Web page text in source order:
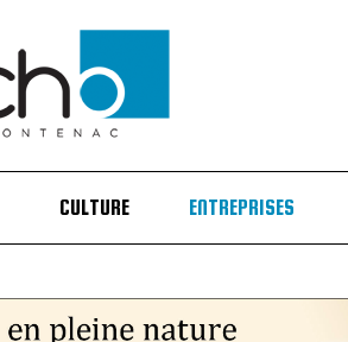
CULTURE ENTREPRISES